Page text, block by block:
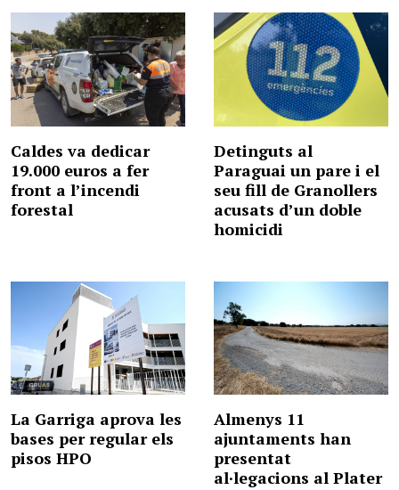
Caldes va dedicar
19.000 euros a fer
front a l’incendi
forestal
Detinguts al
Paraguai un pare i el
seu fill de Granollers
acusats d’un doble
homicidi
La Garriga aprova les
bases per regular els
pisos HPO
Almenys 11
ajuntaments han
presentat
al·legacions al Plater